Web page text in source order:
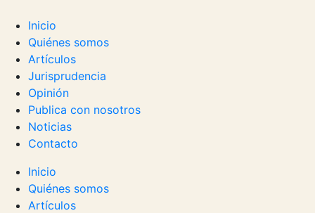
Inicio
Quiénes somos
Artículos
Jurisprudencia
Opinión
Publica con nosotros
Noticias
Contacto
Inicio
Quiénes somos
Artículos